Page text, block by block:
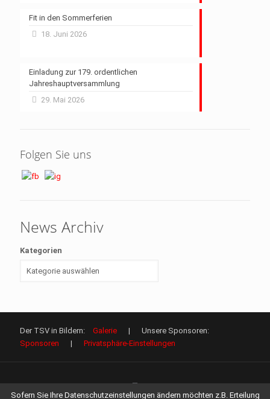
Fit in den Sommerferien
18. Juni 2026
Einladung zur 179. ordentlichen
Jahreshauptversammlung
29. Mai 2026
Folgen Sie uns
News Archiv
Kategorien
Der TSV in Bildern: Galerie | Unsere Sponsoren:
Sponsoren | Privatsphäre-Einstellungen
Sofern Sie Ihre Datenschutzeinstellungen ändern möchten z.B. Erteilung